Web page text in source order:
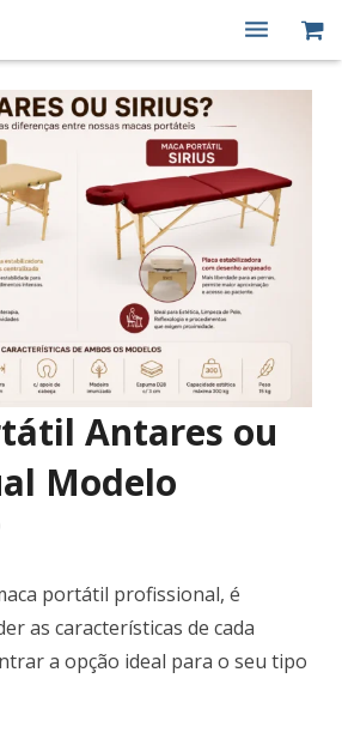
Antares ou
Modelo
portátil profissional, é
as características de cada
a opção ideal para o seu tipo